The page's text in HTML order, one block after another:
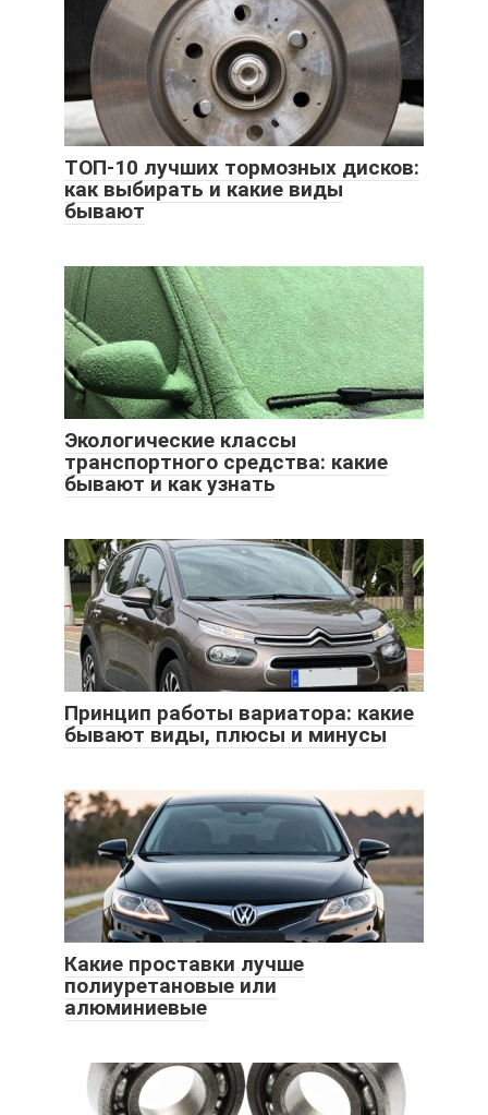
ТОП-10 лучших тормозных дисков:
как выбирать и какие виды
бывают
Экологические классы
транспортного средства: какие
бывают и как узнать
Принцип работы вариатора: какие
бывают виды, плюсы и минусы
Какие проставки лучше
полиуретановые или
алюминиевые